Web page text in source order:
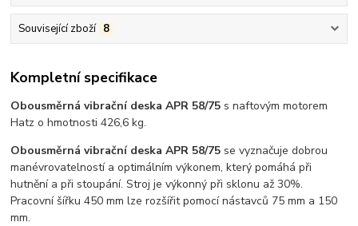
Související zboží 8
Kompletní specifikace
Obousměrná vibrační deska APR 58/75 s naftovým motorem
Hatz o hmotnosti 426,6 kg.
Obousměrná vibrační deska APR 58/75 se vyznačuje dobrou
manévrovatelností a optimálním výkonem, který pomáhá při
hutnění a při stoupání. Stroj je výkonný při sklonu až 30%.
Pracovní šířku 450 mm lze rozšířit pomocí nástavců 75 mm a 150
mm.